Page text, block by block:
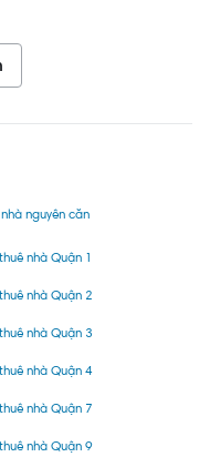
nguyên căn
nhà Quận 1
nhà Quận 2
nhà Quận 3
nhà Quận 4
nhà Quận 7
nhà Quận 9